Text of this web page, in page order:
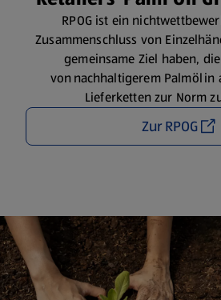
RPOG ist ein
Zusammenschluss von
gemeinsame Ziel haben,
von nachhaltigerem Palmöl in
Lieferketten zur Norm
Zur RPOG